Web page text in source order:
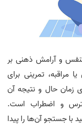
تنفس و آرامش ذهنی بر
مراقبه، تمرینی برای
حال و نتیجه آن
و اضطراب است.
جستجو آن‌ها را پیدا